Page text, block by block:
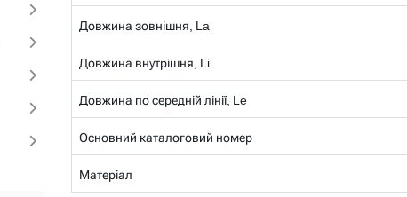
Довжина зовнішня, La
Довжина внутрішня, Li
Довжина по середній лінії, Le
Основний каталоговий номер
Матеріал